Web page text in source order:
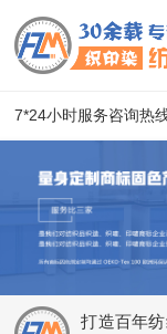
7*24小时服务咨询热
打造百年